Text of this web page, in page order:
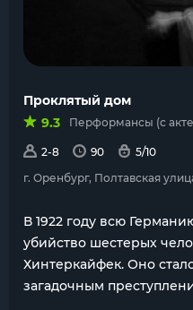
Проклятый дом
9.3
Перформансы (с
2-8 90
5/10
г. Оренбург, Полтавская
В 1922 году всю
убийство шестерых
Хинтеркайфек. Оно
загадочным